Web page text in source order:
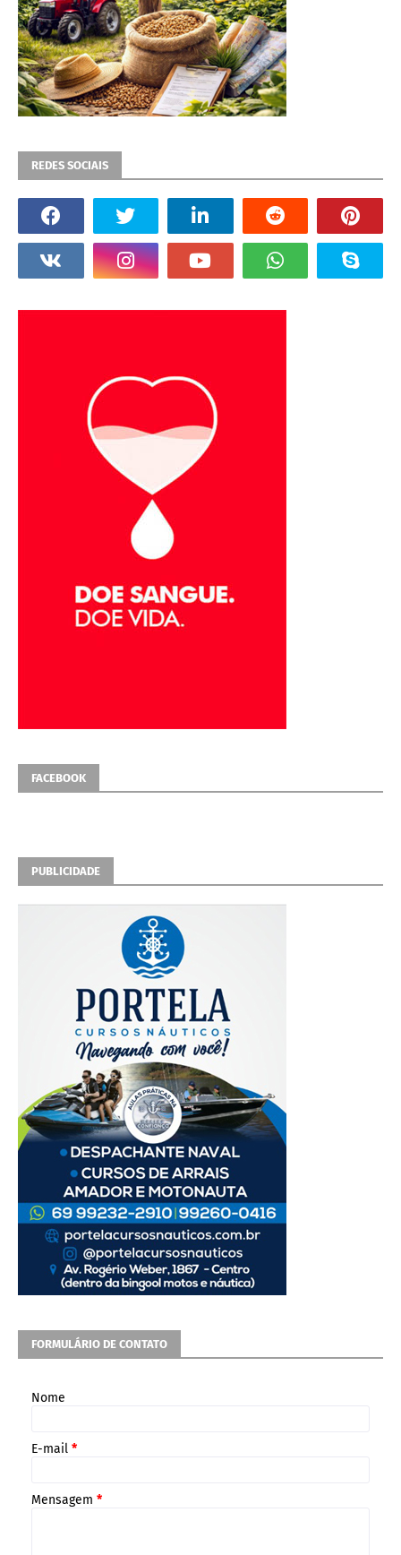
REDES SOCIAIS
FACEBOOK
PUBLICIDADE
FORMULÁRIO DE CONTATO
Nome
E-mail *
Mensagem *